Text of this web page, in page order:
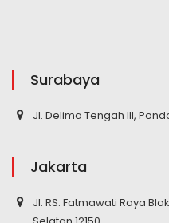
Surabaya
Jl. Delima Tengah III,
Jakarta
Jl. RS. Fatmawati Raya